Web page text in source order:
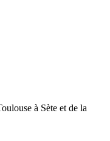
à Sète et de la